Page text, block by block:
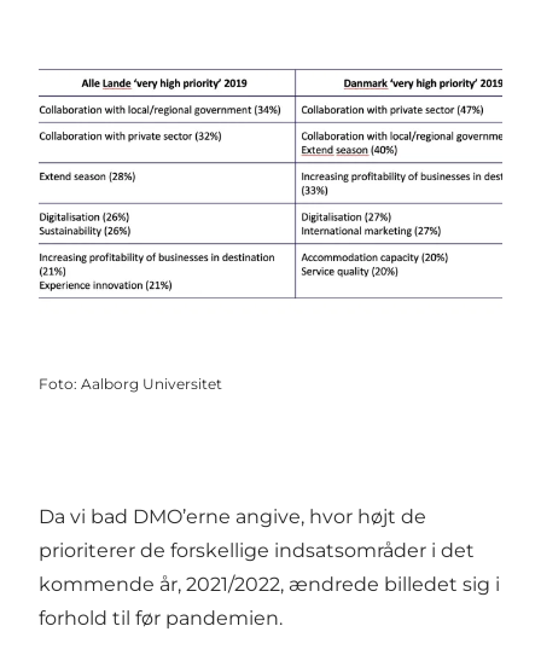
Foto: Aalborg Universitet
Da vi bad DMO’erne angive, hvor højt de
prioriterer de forskellige indsatsområder i det
kommende år, 2021/2022, ændrede billedet sig i
forhold til før pandemien.